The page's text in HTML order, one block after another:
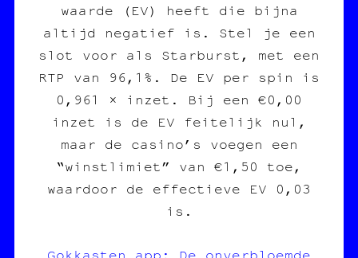
waarde (EV) heeft die bijna
altijd negatief is. Stel je een
slot voor als Starburst, met een
RTP van 96,1%. De EV per spin is
0,961 × inzet. Bij een €0,00
inzet is de EV feitelijk nul,
maar de casino’s voegen een
“winstlimiet” van €1,50 toe,
waardoor de effectieve EV 0,03
is.
Gokkasten app: De onverbloemde